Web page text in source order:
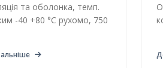
та оболонка, темп.
-40 +80 °C рухомо, 750